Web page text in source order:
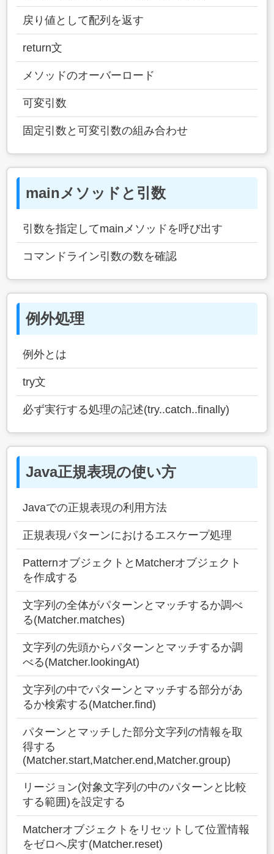
戻り値として配列を返す
return文
メソッドのオーバーロード
可変引数
固定引数と可変引数の組み合わせ
mainメソッドと引数
引数を指定してmainメソッドを呼び出す
コマンドライン引数の数を確認
例外処理
例外とは
try文
必ず実行する処理の記述(try..catch..finally)
Java正規表現の使い方
Javaでの正規表現の利用方法
正規表現パターンにおけるエスケープ処理
PatternオブジェクトとMatcherオブジェクト
を作成する
文字列の全体がパターンとマッチするか調べ
る(Matcher.matches)
文字列の先頭からパターンとマッチするか調
べる(Matcher.lookingAt)
文字列の中でパターンとマッチする部分があ
るか検索する(Matcher.find)
パターンとマッチした部分文字列の情報を取
得する
(Matcher.start,Matcher.end,Matcher.group)
リージョン(対象文字列の中のパターンと比較
する範囲)を設定する
Matcherオブジェクトをリセットして位置情報
をゼロへ戻す(Matcher.reset)